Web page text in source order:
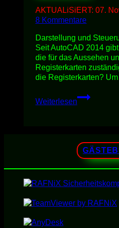
AKTUALiSiERT: 07.
8 Kommentare
Darstellung und
Seit AutoCAD 2014
die für das Aussehen
Registerkarten
die Registerkarten?
WeiterlesenUNTER